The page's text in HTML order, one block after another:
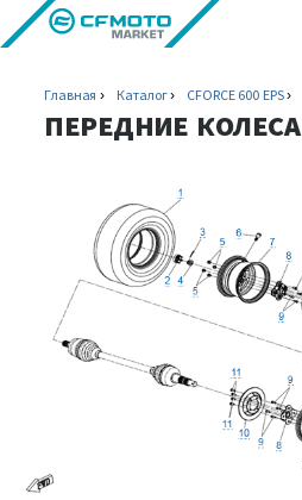
Главная Каталог CFORCE 600 EPS
ПЕРЕДНИЕ КОЛЕСА